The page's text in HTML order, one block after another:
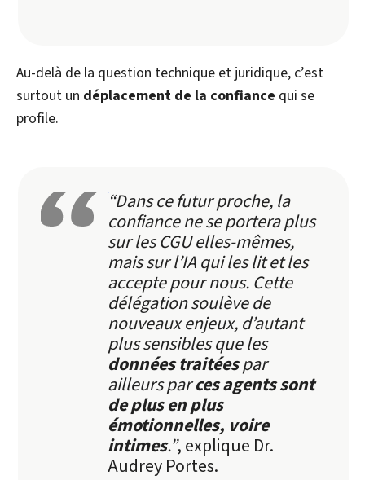
Au-delà de la question technique et juridique, c’est
surtout un déplacement de la confiance qui se
profile.
“Dans ce futur proche, la
confiance ne se portera plus
sur les CGU elles-mêmes,
mais sur l’IA qui les lit et les
accepte pour nous. Cette
délégation soulève de
nouveaux enjeux, d’autant
plus sensibles que les
données traitéespar
ailleurs parces agents sont
de plus en plus
émotionnelles, voire
intimes.”, explique Dr.
Audrey Portes.